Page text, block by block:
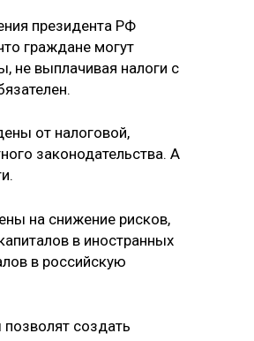
президента РФ
граждане могут
не выплачивая налоги с
от налоговой,
законодательства. А
на снижение рисков,
в иностранных
в российскую
создать